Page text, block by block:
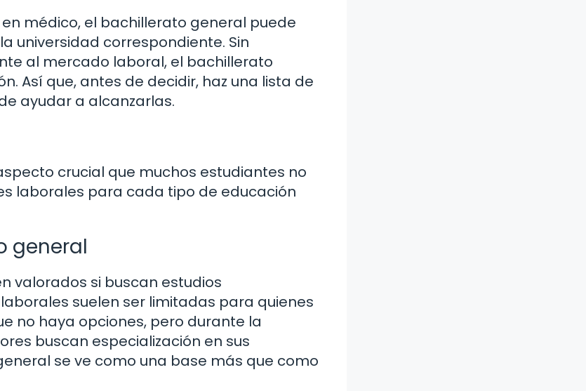
médico, el bachillerato general puede
universidad correspondiente. Sin
al mercado laboral, el bachillerato
Así que, antes de decidir, haz una lista de
ayudar a alcanzarlas.
crucial que muchos estudiantes no
laborales para cada tipo de educación
general
valorados si buscan estudios
suelen ser limitadas para quienes
no haya opciones, pero durante la
buscan especialización en sus
se ve como una base más que como